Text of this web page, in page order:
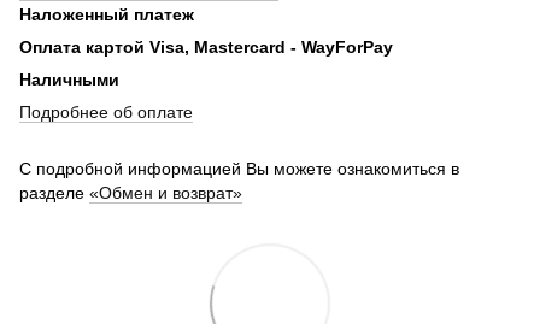
Наложенный платеж
Оплата картой Visa, Mastercard - WayForPay
Наличными
Подробнее об оплате
С подробной информацией Вы можете ознакомиться в
разделе «Обмен и возврат»